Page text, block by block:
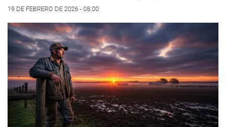
19 DE FEBRERO DE 2026 - 08:00